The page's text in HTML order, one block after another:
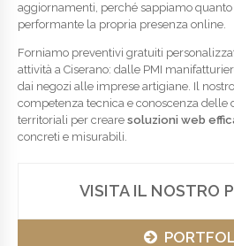
aggiornamenti, perché sappiamo
performante la propria presenza online.
Forniamo preventivi gratuiti
attività a Ciserano: dalle PMI
dai negozi alle imprese artigiane. Il
competenza tecnica e conoscenza
territoriali per creare soluzioni web
concreti e misurabili.
VISITA IL NOSTRO